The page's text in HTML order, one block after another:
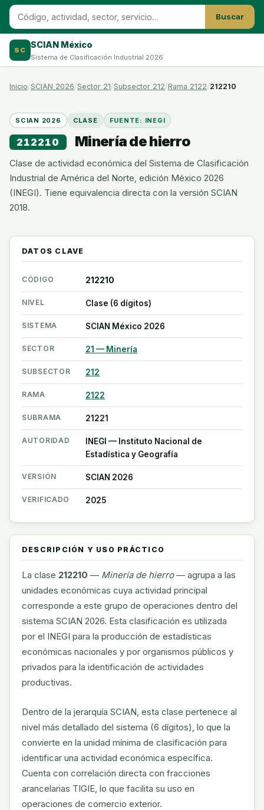
Buscar
SC
SCIAN México
Sistema de Clasificación Industrial 2026
Inicio SCIAN 2026 Sector 21 Subsector 212 Rama 2122 212210
SCIAN 2026 CLASE FUENTE: INEGI
212210 Minería de hierro
Clase de actividad económica del Sistema de Clasificación
Industrial de América del Norte, edición México 2026
(INEGI). Tiene equivalencia directa con la versión SCIAN
2018.
DATOS CLAVE
CÓDIGO 212210
NIVEL Clase (6 dígitos)
SISTEMA SCIAN México 2026
SECTOR 21 — Minería
SUBSECTOR 212
RAMA 2122
SUBRAMA 21221
AUTORIDAD
INEGI — Instituto Nacional de
Estadística y Geografía
VERSIÓN SCIAN 2026
VERIFICADO 2025
DESCRIPCIÓN Y USO PRÁCTICO
La clase 212210 — Minería de hierro— agrupa a las
unidades económicas cuya actividad principal
corresponde a este grupo de operaciones dentro del
sistema SCIAN 2026. Esta clasificación es utilizada
por el INEGI para la producción de estadísticas
económicas nacionales y por organismos públicos y
privados para la identificación de actividades
productivas.
Dentro de la jerarquía SCIAN, esta clase pertenece al
nivel más detallado del sistema (6 dígitos), lo que la
convierte en la unidad mínima de clasificación para
identificar una actividad económica específica.
Cuenta con correlación directa con fracciones
arancelarias TIGIE, lo que facilita su uso en
operaciones de comercio exterior.